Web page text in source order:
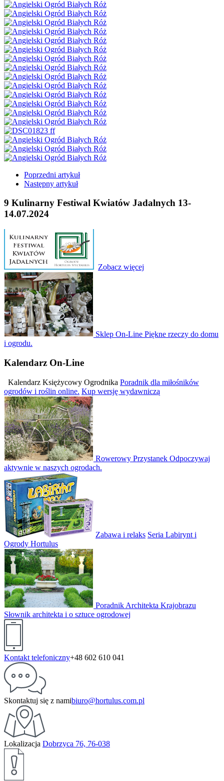
Poprzedni artykuł
Następny artykuł
9 Kulinarny Festiwal Kwiatów Jadalnych 13-
14.07.2024
Zobacz więcej
Sklep On-Line Piękne rzeczy do domu
i ogrodu.
Kalendarz On-Line
Kalendarz Księżycowy Ogrodnika Poradnik dla miłośników
ogrodów i roślin online. Kup wersję wydawniczą
Rowerowy Przystanek Odpoczywaj
aktywnie w naszych ogrodach.
Zabawa i relaks Seria Labirynt i
Ogrody Hortulus
Poradnik Architekta Krajobrazu
Słownik architekta i o sztuce ogrodowej
Kontakt telefoniczny+48 602 610 041
Skontaktuj się z namibiuro@hortulus.com.pl
Lokalizacja Dobrzyca 76, 76-038